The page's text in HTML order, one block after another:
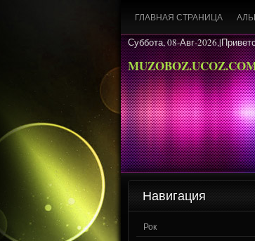
ГЛАВНАЯ СТРАНИЦА
Суббота, 08-Авг-2026,|
Навигация
Рок